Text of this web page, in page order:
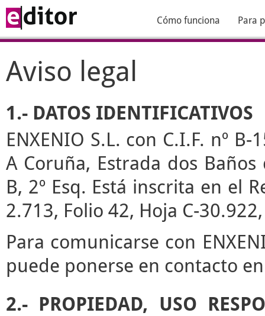
Cómo funciona Para
Aviso legal
1.- DATOS IDENTIFICATIVOS
ENXENIO S.L. con C.I.F. nº
A Coruña, Estrada dos
B, 2º Esq. Está inscrita en el
2.713, Folio 42, Hoja C-
Para comunicarse con
puede ponerse en contacto
2.- PROPIEDAD, USO